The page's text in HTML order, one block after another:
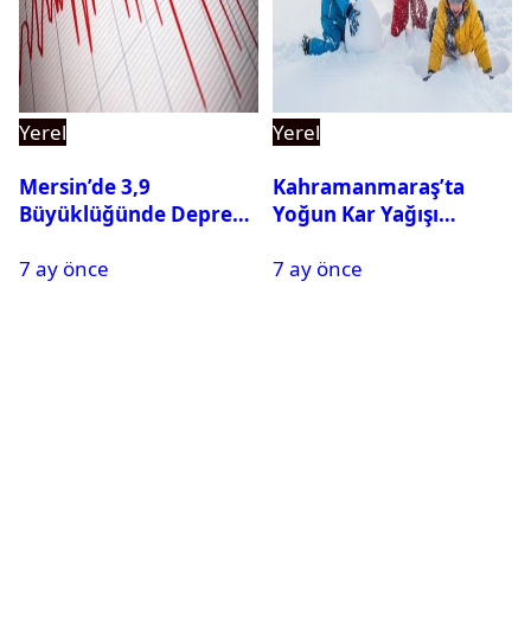
Yerel
Mersin’de 3,9
Büyüklüğünde Deprem
7 ay önce
Yerel
Kahramanmaraş’ta
Yoğun Kar Yağışı
Tatil
7 ay önce